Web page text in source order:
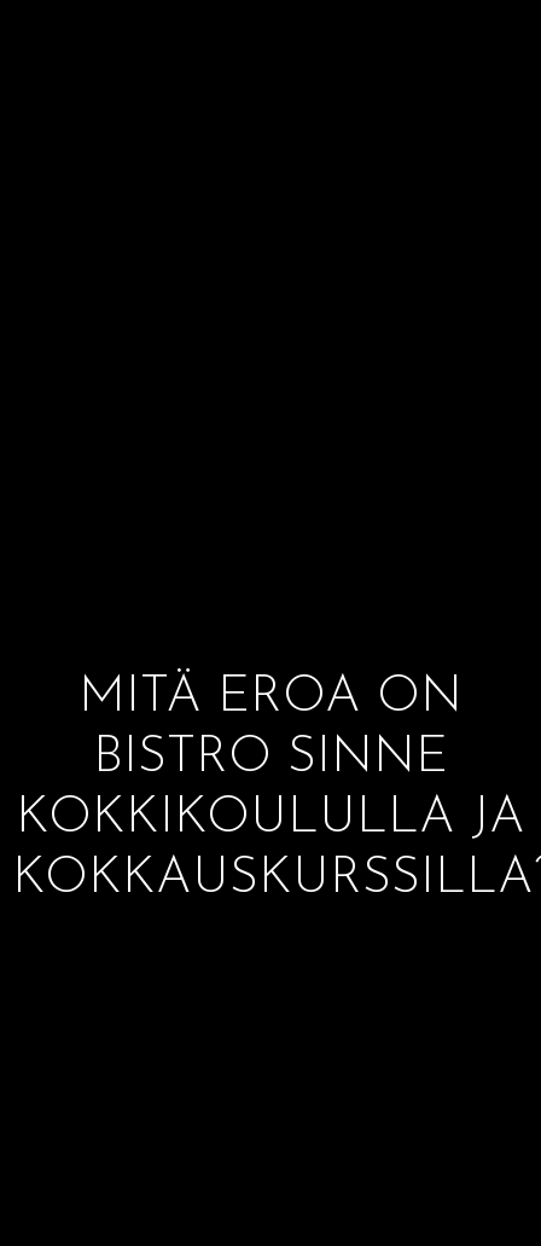
MITÄ EROA ON
BISTRO SINNE
KOKKIKOULULLA JA